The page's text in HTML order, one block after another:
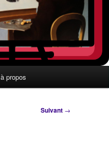
à propos
Suivant →